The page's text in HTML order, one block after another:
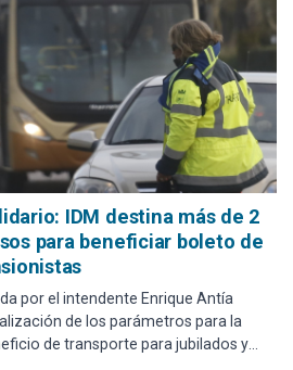
IDM destina más de 2
para beneficiar boleto de
por el intendente Enrique Antía
de los parámetros para la
de transporte para jubilados y